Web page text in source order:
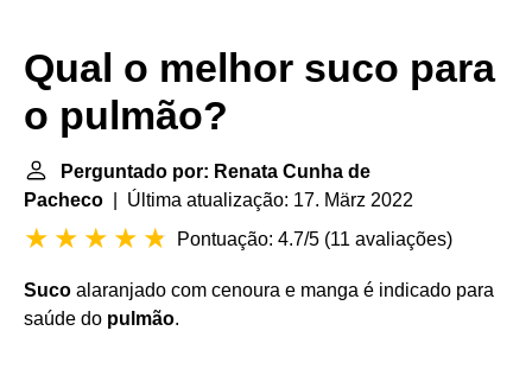
Qual o melhor suco para
o pulmão?
Perguntado por: Renata Cunha de
Pacheco | Última atualização: 17. März 2022
Pontuação: 4.7/5 (11 avaliações)
Suco alaranjado com cenoura e manga é indicado para
saúde do pulmão.